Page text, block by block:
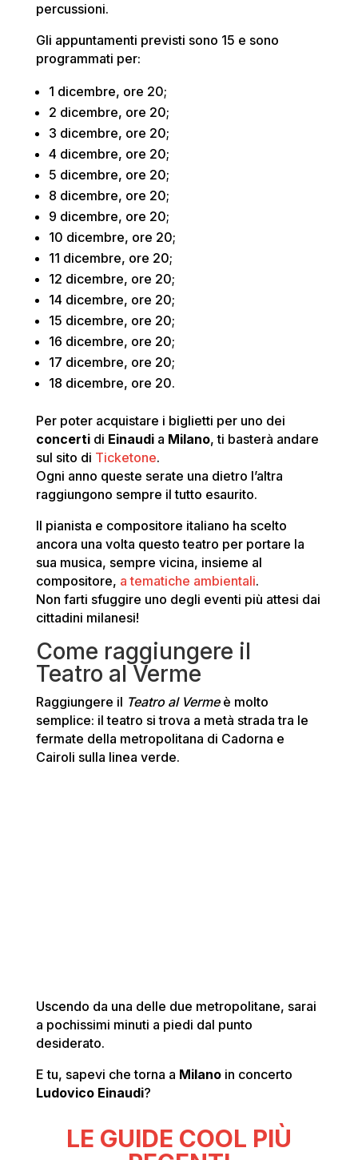
percussioni.
Gli appuntamenti previsti sono 15 e sono
programmati per:
1 dicembre, ore 20;
2 dicembre, ore 20;
3 dicembre, ore 20;
4 dicembre, ore 20;
5 dicembre, ore 20;
8 dicembre, ore 20;
9 dicembre, ore 20;
10 dicembre, ore 20;
11 dicembre, ore 20;
12 dicembre, ore 20;
14 dicembre, ore 20;
15 dicembre, ore 20;
16 dicembre, ore 20;
17 dicembre, ore 20;
18 dicembre, ore 20.
Per poter acquistare i biglietti per uno dei
concerti di Einaudi a Milano, ti basterà andare
sul sito di Ticketone.
Ogni anno queste serate una dietro l’altra
raggiungono sempre il tutto esaurito.
Il pianista e compositore italiano ha scelto
ancora una volta questo teatro per portare la
sua musica, sempre vicina, insieme al
compositore, a tematiche ambientali.
Non farti sfuggire uno degli eventi più attesi dai
cittadini milanesi!
Come raggiungere il
Teatro al Verme
Raggiungere il Teatro al Vermeè molto
semplice: il teatro si trova a metà strada tra le
fermate della metropolitana di Cadorna e
Cairoli sulla linea verde.
Uscendo da una delle due metropolitane, sarai
a pochissimi minuti a piedi dal punto
desiderato.
E tu, sapevi che torna a Milanoin concerto
Ludovico Einaudi?
LE GUIDE COOL PIÙ